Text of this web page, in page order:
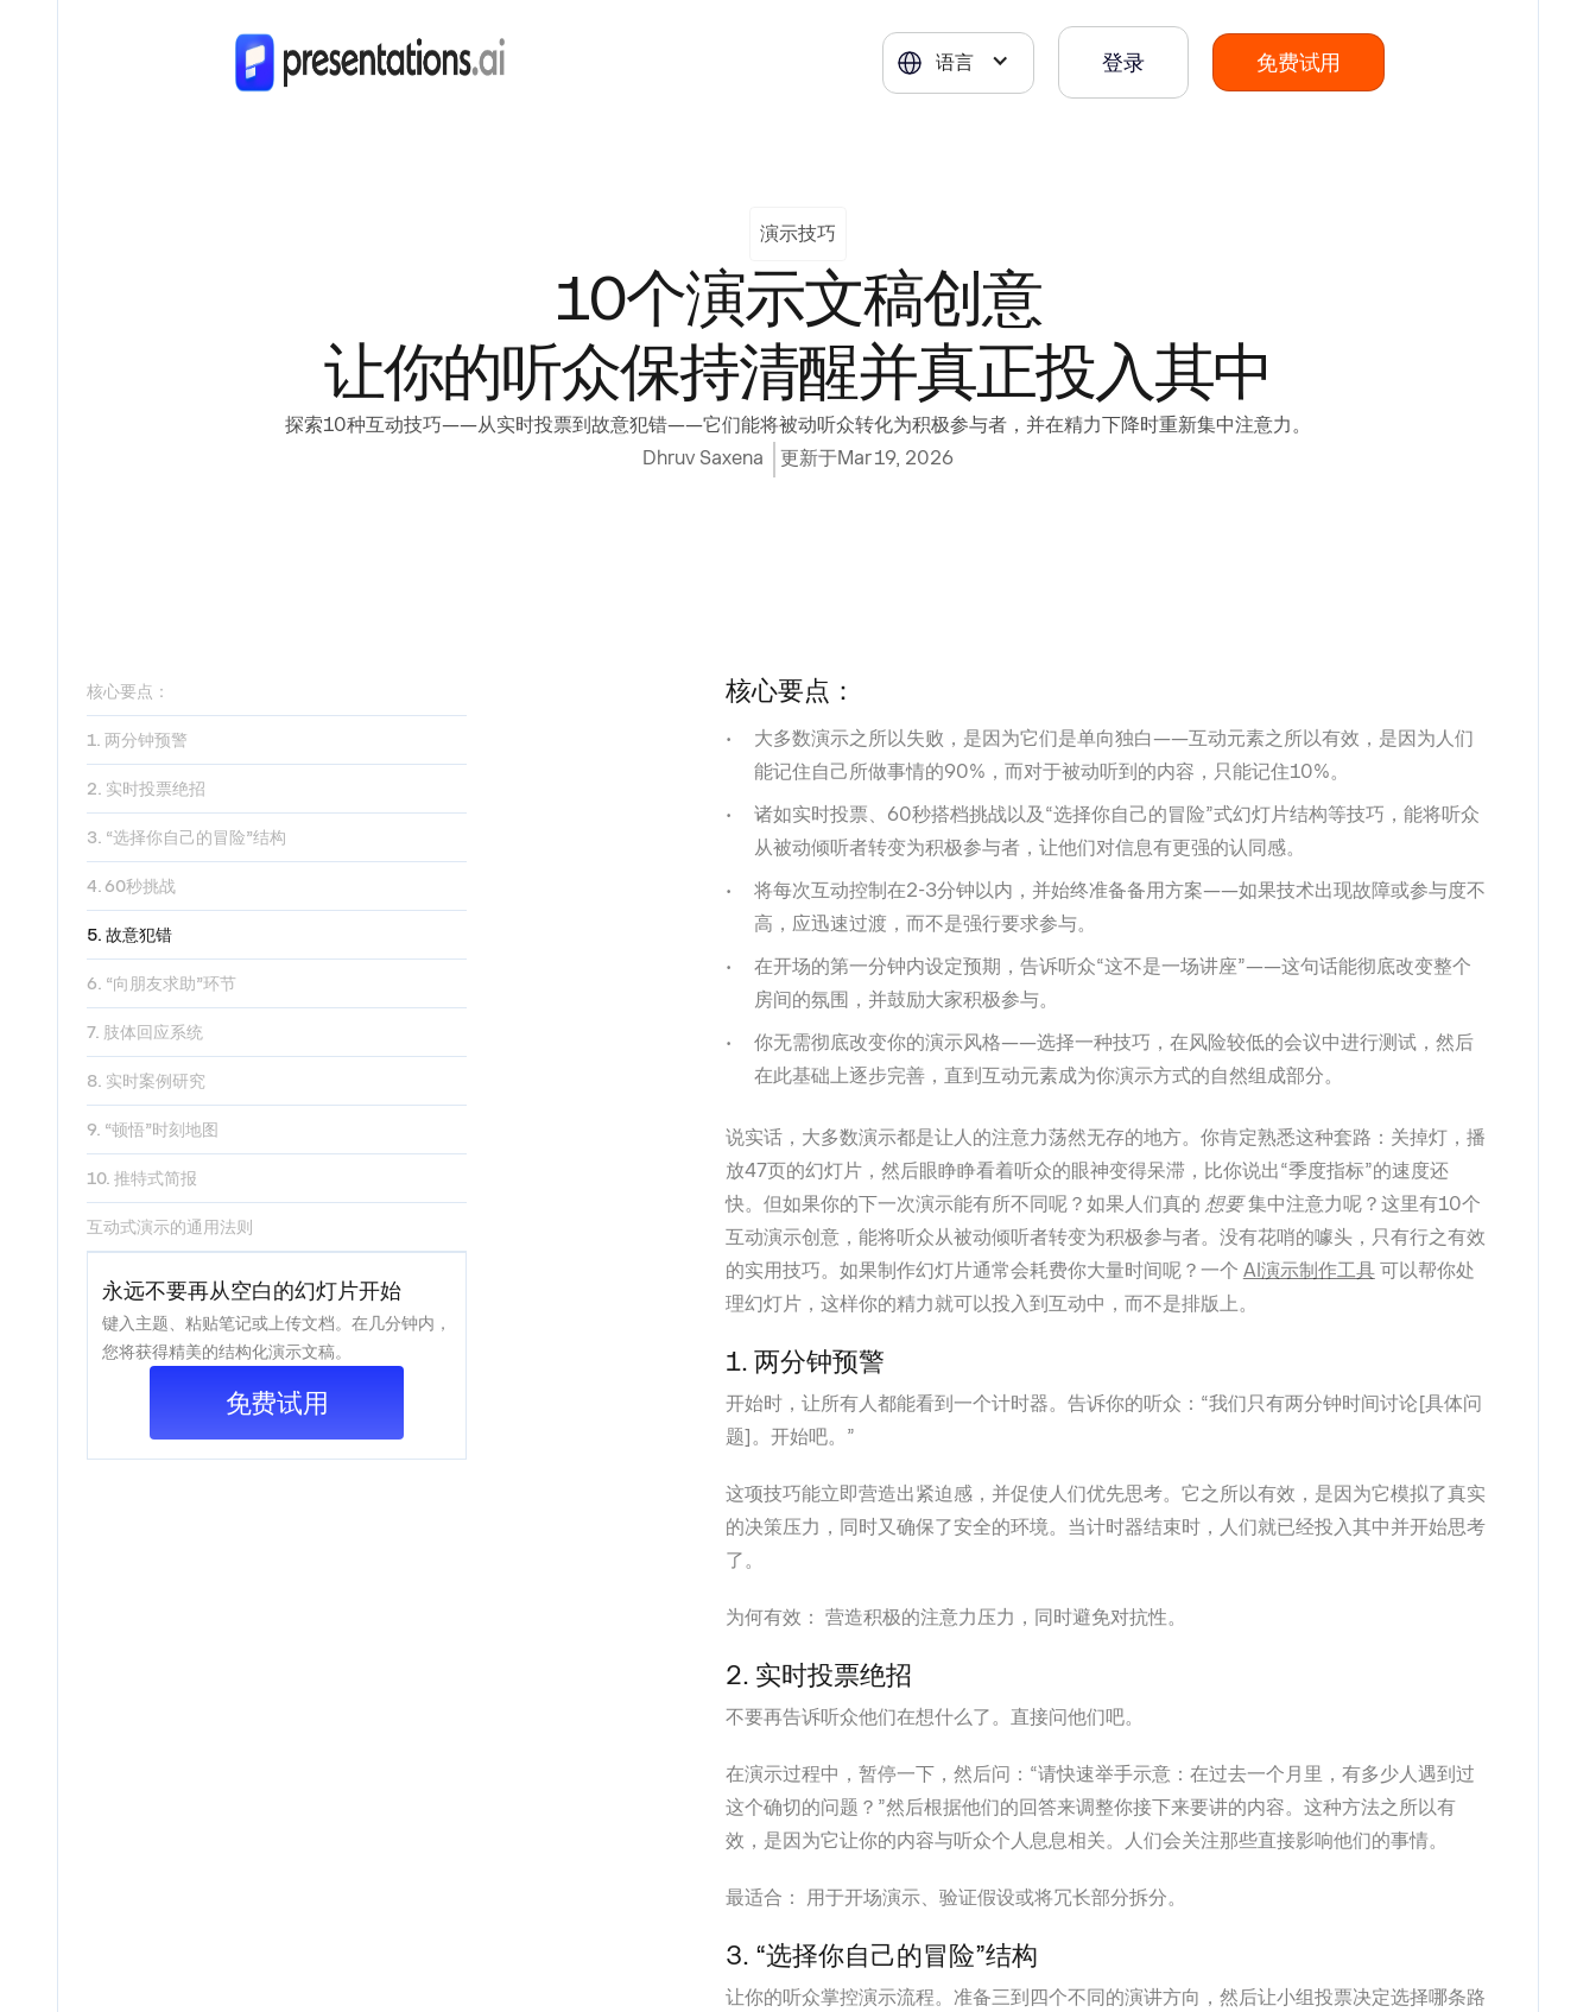
语言 登录 免费试用
演示技巧
10个演示文稿创意
让你的听众保持清醒并真正投入其中
探索10种互动技巧——从实时投票到故意犯错——它们能将被动听众转化为积极参与者，并在精力下降时重新集中注意力。
Dhruv Saxena
更新于Mar 19, 2026
核心要点：
1. 两分钟预警
2. 实时投票绝招
3. “选择你自己的冒险”结构
4. 60秒挑战
5. 故意犯错
6. “向朋友求助”环节
7. 肢体回应系统
8. 实时案例研究
9. “顿悟”时刻地图
10. 推特式简报
互动式演示的通用法则
永远不要再从空白的幻灯片开始
键入主题、粘贴笔记或上传文档。在几分钟内，
您将获得精美的结构化演示文稿。
免费试用
核心要点：
大多数演示之所以失败，是因为它们是单向独白——互动元素之所以有效，是因为人们
能记住自己所做事情的90%，而对于被动听到的内容，只能记住10%。
诸如实时投票、60秒搭档挑战以及“选择你自己的冒险”式幻灯片结构等技巧，能将听众
从被动倾听者转变为积极参与者，让他们对信息有更强的认同感。
将每次互动控制在2-3分钟以内，并始终准备备用方案——如果技术出现故障或参与度不
高，应迅速过渡，而不是强行要求参与。
在开场的第一分钟内设定预期，告诉听众“这不是一场讲座”——这句话能彻底改变整个
房间的氛围，并鼓励大家积极参与。
你无需彻底改变你的演示风格——选择一种技巧，在风险较低的会议中进行测试，然后
在此基础上逐步完善，直到互动元素成为你演示方式的自然组成部分。
说实话，大多数演示都是让人的注意力荡然无存的地方。你肯定熟悉这种套路：关掉灯，播
放47页的幻灯片，然后眼睁睁看着听众的眼神变得呆滞，比你说出“季度指标”的速度还
快。但如果你的下一次演示能有所不同呢？如果人们真的 想要集中注意力呢？这里有10个
互动演示创意，能将听众从被动倾听者转变为积极参与者。没有花哨的噱头，只有行之有效
的实用技巧。如果制作幻灯片通常会耗费你大量时间呢？一个 AI演示制作工具可以帮你处
理幻灯片，这样你的精力就可以投入到互动中，而不是排版上。
1. 两分钟预警
开始时，让所有人都能看到一个计时器。告诉你的听众：“我们只有两分钟时间讨论[具体问
题]。开始吧。”
这项技巧能立即营造出紧迫感，并促使人们优先思考。它之所以有效，是因为它模拟了真实
的决策压力，同时又确保了安全的环境。当计时器结束时，人们就已经投入其中并开始思考
了。
为何有效： 营造积极的注意力压力，同时避免对抗性。
2. 实时投票绝招
不要再告诉听众他们在想什么了。直接问他们吧。
在演示过程中，暂停一下，然后问：“请快速举手示意：在过去一个月里，有多少人遇到过
这个确切的问题？”然后根据他们的回答来调整你接下来要讲的内容。这种方法之所以有
效，是因为它让你的内容与听众个人息息相关。人们会关注那些直接影响他们的事情。
最适合： 用于开场演示、验证假设或将冗长部分拆分。
3. “选择你自己的冒险”结构
让你的听众掌控演示流程。准备三到四个不同的演讲方向，然后让小组投票决定选择哪条路